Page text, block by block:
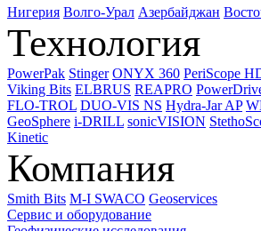
Нигерия Волго-Урал Азербайджан
Технология
PowerPak Stinger ONYX 360 PeriScope
Viking Bits ELBRUS REAPRO
FLO-TROL DUO-VIS NS Hydra-Jar AP
GeoSphere i-DRILL sonicVISION
Kinetic
Компания
Smith Bits M-I SWACO Geoservices
Сервис и оборудование